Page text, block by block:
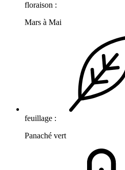
floraison :
Mars à Mai
feuillage :
Panaché vert